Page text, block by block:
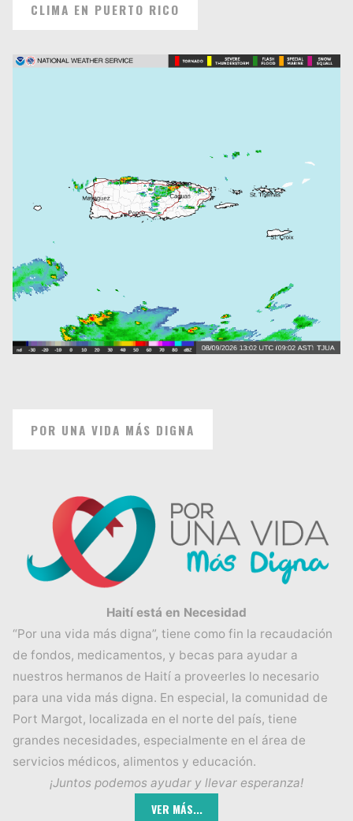
CLIMA EN PUERTO RICO
POR UNA VIDA MÁS DIGNA
Haití está en Necesidad
“Por una vida más digna”, tiene como fin la recaudación
de fondos, medicamentos, y becas para ayudar a
nuestros hermanos de Haití a proveerles lo necesario
para una vida más digna. En especial, la comunidad de
Port Margot, localizada en el norte del país, tiene
grandes necesidades, especialmente en el área de
servicios médicos, alimentos y educación.
¡Juntos podemos ayudar y llevar esperanza!